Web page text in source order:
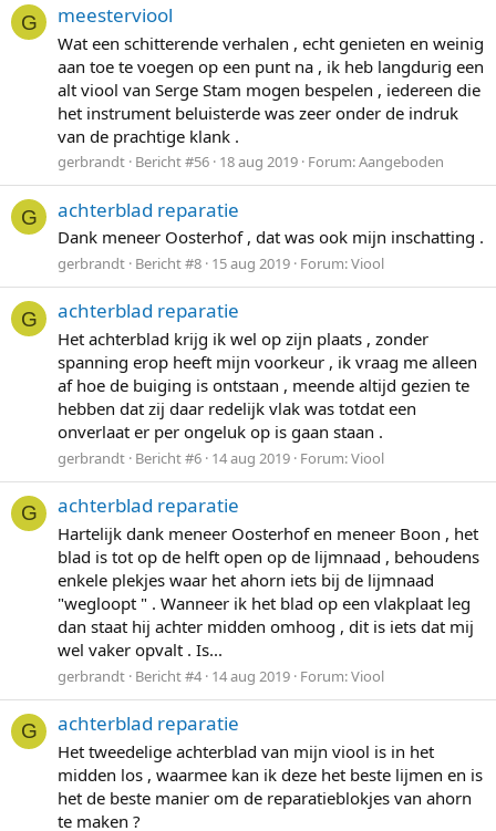
G meesterviool
Wat een schitterende verhalen , echt genieten en weinig
aan toe te voegen op een punt na , ik heb langdurig een
alt viool van Serge Stam mogen bespelen , iedereen die
het instrument beluisterde was zeer onder de indruk
van de prachtige klank .
gerbrandt Bericht #56 18 aug 2019 Forum:Aangeboden
G achterblad reparatie
Dank meneer Oosterhof , dat was ook mijn inschatting .
gerbrandt Bericht #8 15 aug 2019 Forum:Viool
G achterblad reparatie
Het achterblad krijg ik wel op zijn plaats , zonder
spanning erop heeft mijn voorkeur , ik vraag me alleen
af hoe de buiging is ontstaan , meende altijd gezien te
hebben dat zij daar redelijk vlak was totdat een
onverlaat er per ongeluk op is gaan staan .
gerbrandt Bericht #6 14 aug 2019 Forum:Viool
G achterblad reparatie
Hartelijk dank meneer Oosterhof en meneer Boon , het
blad is tot op de helft open op de lijmnaad , behoudens
enkele plekjes waar het ahorn iets bij de lijmnaad
"wegloopt " . Wanneer ik het blad op een vlakplaat leg
dan staat hij achter midden omhoog , dit is iets dat mij
wel vaker opvalt . Is...
gerbrandt Bericht #4 14 aug 2019 Forum:Viool
G achterblad reparatie
Het tweedelige achterblad van mijn viool is in het
midden los , waarmee kan ik deze het beste lijmen en is
het de beste manier om de reparatieblokjes van ahorn
te maken ?